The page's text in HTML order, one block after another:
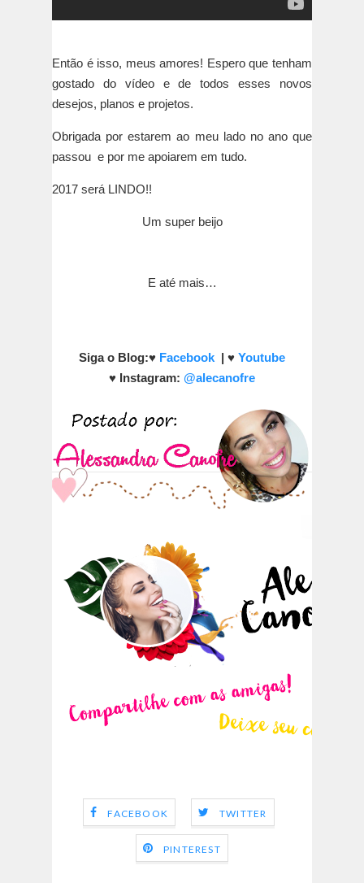
Então é isso, meus amores! Espero que tenham
gostado do vídeo e de todos esses novos
desejos, planos e projetos.
Obrigada por estarem ao meu lado no ano que
passou e por me apoiarem em tudo.
2017 será LINDO!!
Um super beijo
E até mais…
Siga o Blog:♥ Facebook | ♥ Youtube
♥ Instagram: @alecanofre
FACEBOOK TWITTER
PINTEREST